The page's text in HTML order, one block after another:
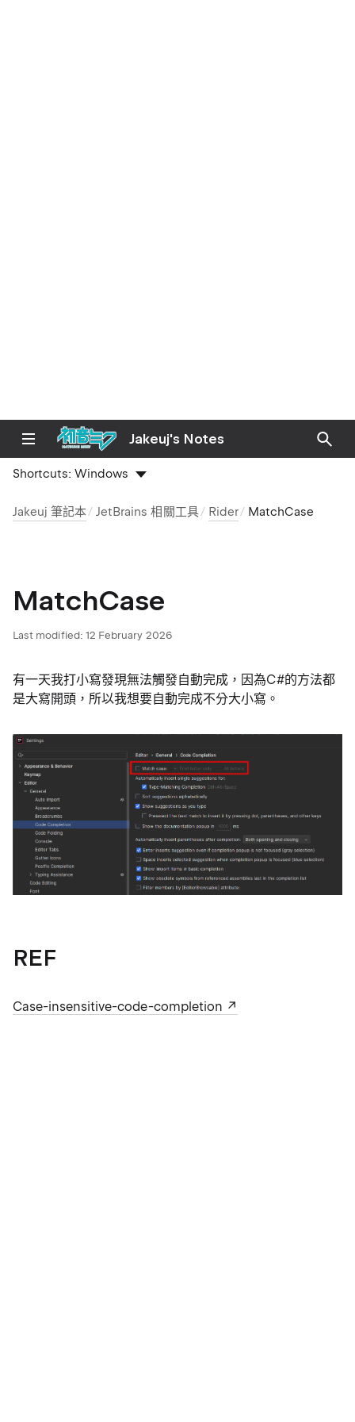
Jakeuj's Notes
Shortcuts:Windows
Jakeuj 筆記本 JetBrains 相關工具 Rider MatchCase
MatchCase
Last modified: 12 February 2026
有一天我打小寫發現無法觸發自動完成，因為C#的方法都
是大寫開頭，所以我想要自動完成不分大小寫。
REF
Case-insensitive-code-completion